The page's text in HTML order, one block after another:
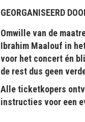
GEORGANISEERD
Omwille van de
Ibrahim Maalouf in
voor het concert én
de rest dus geen
Alle ticketkopers
instructies voor een